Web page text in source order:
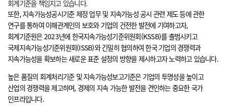
회계기준을 책임지고 있습니다.
또한, 지속가능성공시기준 제정 업무 및 지속가능성 공시 관련 제도 등에 관한
연구를 통하여 이해관계인의 보호와 기업의 건전한 발전에 기여하고자,
회계기준원은 2023년에 한국지속가능성기준위원회(KSSB)를 출범시키고
국제지속가능성기준위원회(ISSB)와 긴밀히 협의하여 한국 기업의 경쟁력과
지속가능성을 확보하는 새로운 표준 설정의 방향을 제시하고자 노력하고 있습니다.
높은 품질의 회계처리기준 및 지속가능성보고기준은 기업의 투명성을 높이고
산업의 경쟁력을 제고하며, 경제의 지속 가능한 발전을 견인하는 중요한 국가
인프라입니다.